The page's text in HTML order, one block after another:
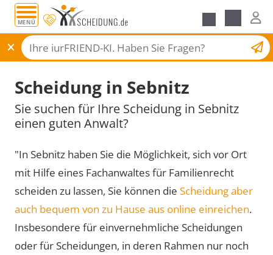
MENÜ
Scheidungsantrag
Scheidung in Sebnitz
Sie suchen für Ihre Scheidung in Sebnitz
einen guten Anwalt?
"In Sebnitz haben Sie die Möglichkeit, sich vor Ort
mit Hilfe eines Fachanwaltes für Familienrecht
scheiden zu lassen, Sie können die Scheidung aber
auch bequem von zu Hause aus online einreichen.
Insbesondere für einvernehmliche Scheidungen
oder für Scheidungen, in deren Rahmen nur noch